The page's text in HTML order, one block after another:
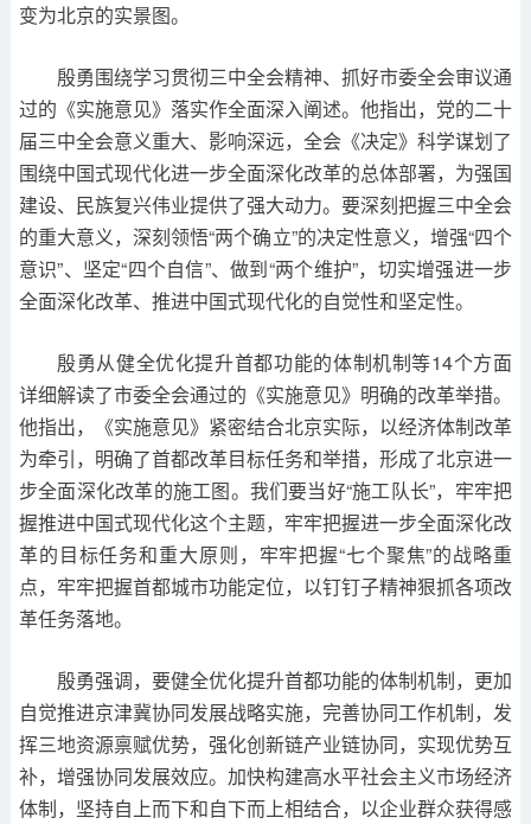
变为北京的实景图。
殷勇围绕学习贯彻三中全会精神、抓好市委全会审议通
过的《实施意见》落实作全面深入阐述。他指出，党的二十
届三中全会意义重大、影响深远，全会《决定》科学谋划了
围绕中国式现代化进一步全面深化改革的总体部署，为强国
建设、民族复兴伟业提供了强大动力。要深刻把握三中全会
的重大意义，深刻领悟“两个确立”的决定性意义，增强“四个
意识”、坚定“四个自信”、做到“两个维护”，切实增强进一步
全面深化改革、推进中国式现代化的自觉性和坚定性。
殷勇从健全优化提升首都功能的体制机制等14个方面
详细解读了市委全会通过的《实施意见》明确的改革举措。
他指出，《实施意见》紧密结合北京实际，以经济体制改革
为牵引，明确了首都改革目标任务和举措，形成了北京进一
步全面深化改革的施工图。我们要当好“施工队长”，牢牢把
握推进中国式现代化这个主题，牢牢把握进一步全面深化改
革的目标任务和重大原则，牢牢把握“七个聚焦”的战略重
点，牢牢把握首都城市功能定位，以钉钉子精神狠抓各项改
革任务落地。
殷勇强调，要健全优化提升首都功能的体制机制，更加
自觉推进京津冀协同发展战略实施，完善协同工作机制，发
挥三地资源禀赋优势，强化创新链产业链协同，实现优势互
补，增强协同发展效应。加快构建高水平社会主义市场经济
体制，坚持自上而下和自下而上相结合，以企业群众获得感